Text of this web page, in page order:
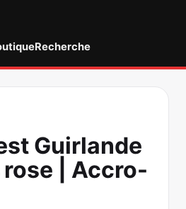
Recherche
Guirlande
| Accro-